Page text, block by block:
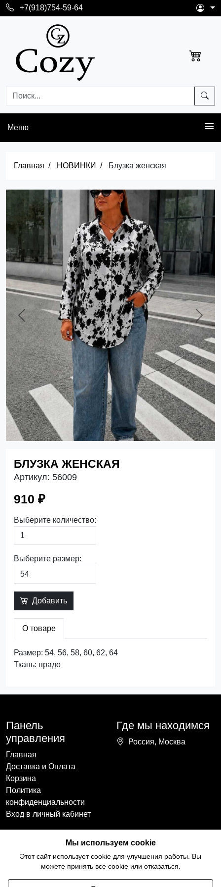
+7(918)754-59-64
Меню
Главная НОВИНКИ Блузка женская
Previous Next
БЛУЗКА ЖЕНСКАЯ
Артикул: 56009
910 ₽
Выберите количество:
Выберите размер:
Добавить
О товаре
Размер: 54, 56, 58, 60, 62, 64
Ткань: прадо
Панель
управления
Главная
Доставка и Оплата
Корзина
Политика
конфиденциальности
Вход в личный кабинет
Где мы находимся
Россия, Москва
Наши контакты
ccozy@yandex.ru
Мы в социальных
сетях
Мы используем cookie
Этот сайт использует cookie для улучшения работы. Вы
можете принять все cookie или отказаться.